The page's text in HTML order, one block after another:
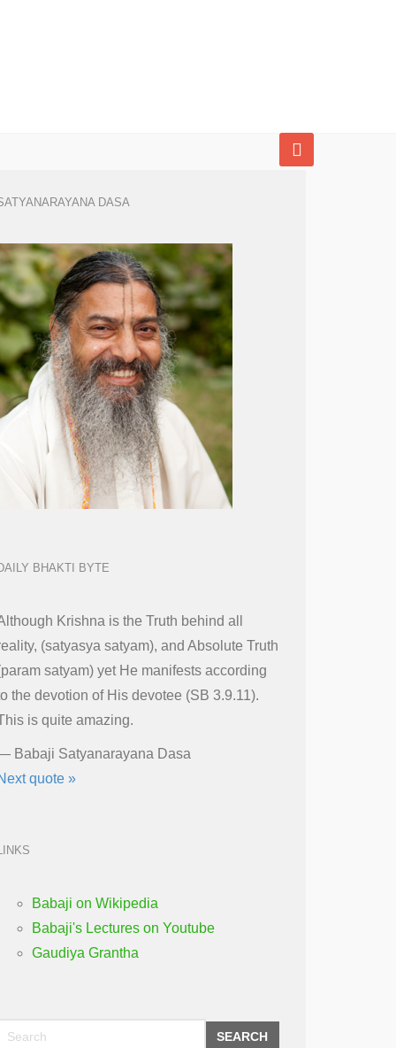
DASA
BHAKTI BYTE
Krishna is the Truth behind all
(satyasya satyam), and Absolute Truth
satyam) yet He manifests according
the devotion of His devotee (SB 3.9.11).
is quite amazing.
Babaji Satyanarayana Dasa
quote »
Babaji on Wikipedia
Babaji's Lectures on Youtube
Gaudiya Grantha
SEARCH